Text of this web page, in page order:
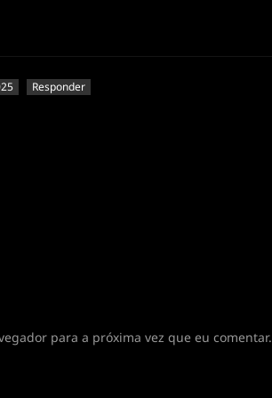
Responder
para a próxima vez que eu comentar.